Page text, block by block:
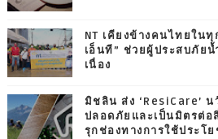
NT เคียงข้างคนไทยใน
เอ็นที” ช่วยผู้ประสบภัย
เนื่อง
มิชลิน ส่ง ‘ResiCare’
ปลอดภัยและเป็นมิตรต่อ
รุกช่องทางการใช้ประโ